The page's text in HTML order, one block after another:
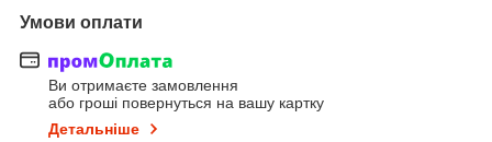
Умови оплати
Ви отримаєте замовлення
або гроші повернуться на вашу картку
Детальніше